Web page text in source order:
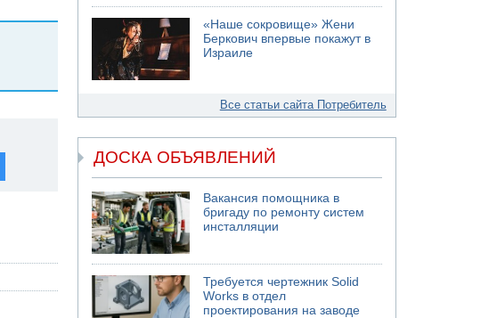
«Наше сокровище» Жени
Беркович впервые покажут в
Израиле
Все статьи сайта Потребитель
ДОСКА ОБЪЯВЛЕНИЙ
Вакансия помощника в
бригаду по ремонту систем
инсталляции
Требуется чертежник Solid
Works в отдел
проектирования на заводе